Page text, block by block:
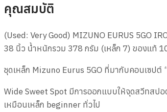
คุณสมบัติ
(Used: Very Good) MIZUNO EURUS 5GO
38 นิ้ว น้ำหนักรวม 378 กรัม (เหล็ก 7) ของแท้
ชุดเหล็ก Mizuno Eurus 5GO ที่มากับคอนเซปต์
Wide Sweet Spot มีการออกแบบให้จุดสวีทสป
เหมือนเหล็ก beginner ทั่วไป